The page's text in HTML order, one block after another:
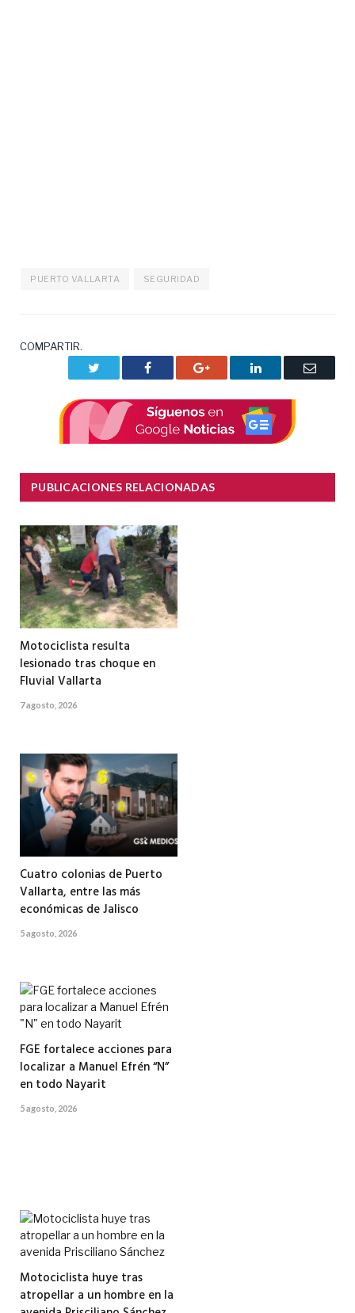
PUERTO VALLARTA SEGURIDAD
COMPARTIR.
Facebook Google+ LinkedIn
Correo
PUBLICACIONES RELACIONADAS
Motociclista resulta
lesionado tras choque en
Fluvial Vallarta
7 agosto, 2026
Cuatro colonias de Puerto
Vallarta, entre las más
económicas de Jalisco
5 agosto, 2026
FGE fortalece acciones para
localizar a Manuel Efrén “N”
en todo Nayarit
5 agosto, 2026
Motociclista huye tras
atropellar a un hombre en la